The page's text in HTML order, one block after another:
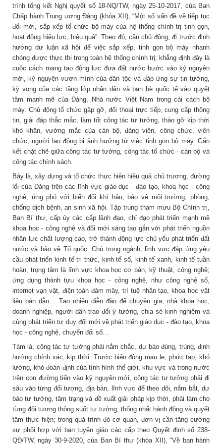
trình tổng kết Nghị quyết số 18-NQ/TW, ngày 25-10-2017, của Ban
Chấp hành Trung ương Đảng (khóa XII), “Một số vấn đề về tiếp tục
đổi mới, sắp xếp tổ chức bộ máy của hệ thống chính trị tinh gọn,
hoạt động hiệu lực, hiệu quả”. Theo đó, cần chủ động, đi trước định
hướng dư luận xã hội để việc sắp xếp, tinh gọn bộ máy nhanh
chóng được thực thi trong toàn hệ thống chính trị; khẳng định đây là
cuộc cách mạng tạo động lực đưa đất nước bước vào kỷ nguyên
mới, kỷ nguyên vươn mình của dân tộc và đáp ứng sự tin tưởng,
kỳ vọng của các tầng lớp nhân dân và bạn bè quốc tế vào quyết
tâm mạnh mẽ của Đảng, Nhà nước Việt Nam trong cải cách bộ
máy. Chủ động tổ chức gặp gỡ, đối thoại trực tiếp, cung cấp thông
tin, giải đáp thắc mắc, làm tốt công tác tư tưởng, tháo gỡ kịp thời
khó khăn, vướng mắc của cán bộ, đảng viên, công chức, viên
chức, người lao động bị ảnh hưởng từ việc tinh gọn bộ máy. Gắn
kết chặt chẽ giữa công tác tư tưởng, công tác tổ chức - cán bộ và
công tác chính sách.
Bảy là, xây dựng và tổ chức thực hiện hiệu quả chủ trương, đường
lối của Đảng trên các lĩnh vực giáo dục - đào tạo, khoa học - công
nghệ, ứng phó với biến đổi khí hậu, bảo vệ môi trường, phòng,
chống dịch bệnh, an sinh xã hội. Tập trung tham mưu Bộ Chính trị,
Ban Bí thư, cấp ủy các cấp lãnh đạo, chỉ đạo phát triển mạnh mẽ
khoa học - công nghệ và đổi mới sáng tạo gắn với phát triển nguồn
nhân lực chất lượng cao, trở thành động lực chủ yếu phát triển đất
nước và bảo vệ Tổ quốc. Chú trọng ngành, lĩnh vực đáp ứng yêu
cầu phát triển kinh tế tri thức, kinh tế số, kinh tế xanh, kinh tế tuần
hoàn, trọng tâm là lĩnh vực khoa học cơ bản, kỹ thuật, công nghệ;
ứng dụng thành tựu khoa học - công nghệ, như công nghệ số,
internet vạn vật, điện toán đám mây, trí tuệ nhân tạo, khoa học vật
liệu bán dẫn… Tạo nhiều diễn đàn để chuyên gia, nhà khoa học,
doanh nghiệp, người dân trao đổi ý tưởng, chia sẻ kinh nghiệm và
cùng phát triển tư duy đổi mới về phát triển giáo dục - đào tạo, khoa
học - công nghệ, chuyển đổi số…
Tám là, công tác tư tưởng phải nắm chắc, dự báo đúng, trúng, định
hướng chính xác, kịp thời. Trước biến động mau lẹ, phức tạp, khó
lường, khó đoán định của tình hình thế giới, khu vực và trong nước
trên con đường tiến vào kỷ nguyên mới, công tác tư tưởng phải đi
sâu vào từng đối tượng, địa bàn, lĩnh vực để theo dõi, nắm bắt, dự
báo tư tưởng, tâm trạng và đề xuất giải pháp kịp thời, phải làm cho
từng đối tượng thông suốt tư tưởng, thống nhất hành động và quyết
tâm thực hiện; trong quá trình đó cơ quan, đơn vị cần tăng cường
sự phối hợp với ban tuyên giáo các cấp theo Quyết định số 238-
QĐ/TW, ngày 30-9-2020, của Ban Bí thư (khóa XII), “Về ban hành